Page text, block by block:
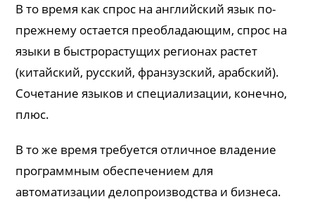
В то время как спрос на английский язык по-
прежнему остается преобладающим, спрос на
языки в быстрорастущих регионах растет
(китайский, русский, франзузский, арабский).
Сочетание языков и специализации, конечно,
плюс.
В то же время требуется отличное владение
программным обеспечением для
автоматизации делопроизводства и бизнеса.